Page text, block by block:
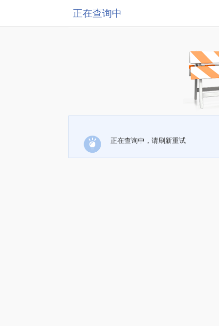
正在查询中
正在查询中，请刷新重试